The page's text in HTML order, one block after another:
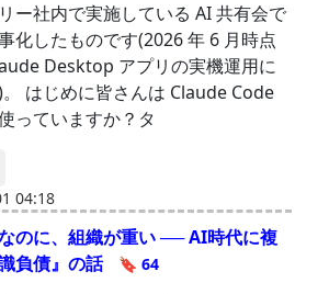
ー社内で実施している AI 共有会で
化したものです(2026 年 6 月時点
Desktop アプリの実機運用に
はじめに皆さんは Claude Code
っていますか？タ
04:18
のに、組織が重い ── AI時代に複
負債』の話
🔖 64